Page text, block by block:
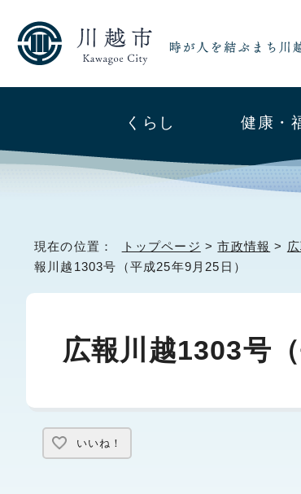
くらし 健康・
現在の位置： トップページ >市政情報 >
報川越1303号（平成25年9月25日）
広報川越1303号
いいね！